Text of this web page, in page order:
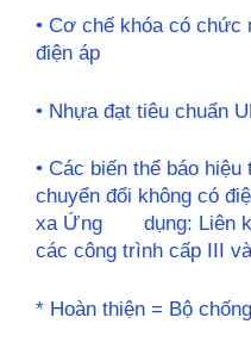
• Cơ chế khóa có chức
điện áp
• Nhựa đạt tiêu chuẩn
• Các biến thể báo
chuyển đổi không có
xa Ứng dụng: Liên
các công trình cấp III
* Hoàn thiện = Bộ